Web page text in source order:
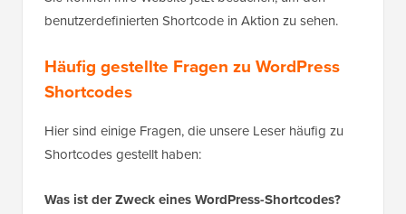
benutzerdefinierten Shortcode in Aktion zu sehen.
Häufig gestellte Fragen zu WordPress
Shortcodes
Hier sind einige Fragen, die unsere Leser häufig zu
Shortcodes gestellt haben:
Was ist der Zweck eines WordPress-Shortcodes?